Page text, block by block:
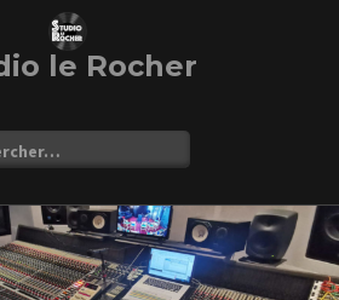
le Rocher
: